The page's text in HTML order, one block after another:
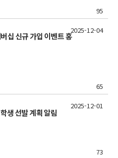
95
십 신규 가입 이벤트 홍
65
2025-12-04
생 선발 계획 알림
73
2025-12-01